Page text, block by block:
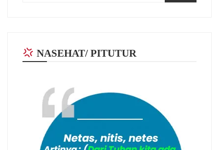
NASEHAT/ PITUTUR